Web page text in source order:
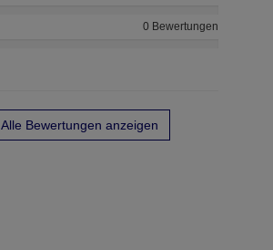
0 Bewertungen
Alle Bewertungen anzeigen